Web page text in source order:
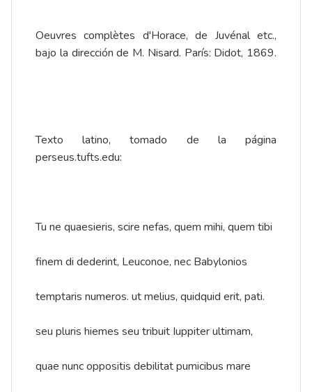
Oeuvres complètes d'Horace, de Juvénal etc.,
bajo la dirección de M. Nisard. París: Didot, 1869.
Texto latino, tomado de la página
perseus.tufts.edu:
Tu ne quaesieris, scire nefas, quem mihi, quem tibi
finem di dederint, Leuconoe, nec Babylonios
temptaris numeros. ut melius, quidquid erit, pati.
seu pluris hiemes seu tribuit Iuppiter ultimam,
quae nunc oppositis debilitat pumicibus mare